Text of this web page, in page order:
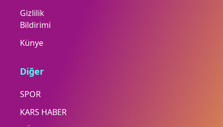
Gizlilik
Bildirimi
Künye
Diğer
SPOR
KARS HABER